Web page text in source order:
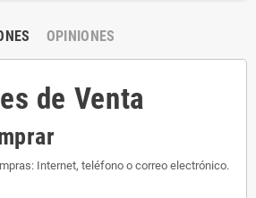
OPINIONES
de Venta
Internet, teléfono o correo electrónico.